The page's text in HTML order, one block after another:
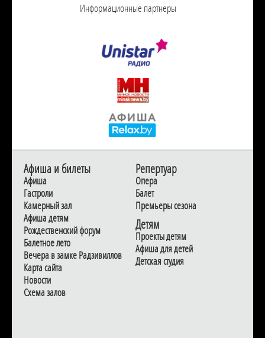
Информационные партнеры
Афиша и билеты
Афиша
Гастроли
Камерный зал
Афиша детям
Рождественский форум
Балетное лето
Вечера в замке Радзивиллов
Карта сайта
Новости
Схема залов
Репертуар
Опера
Балет
Премьеры сезона
Детям
Проекты детям
Афиша для детей
Детская студия